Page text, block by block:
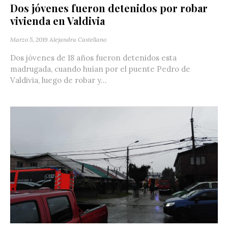
Dos jóvenes fueron detenidos por robar
vivienda en Valdivia
Marzo 5, 2019 Alejandra Castellano
Dos jóvenes de 18 años fueron detenidos esta
madrugada, cuando huían por el puente Pedro de
Valdivia, luego de robar y...